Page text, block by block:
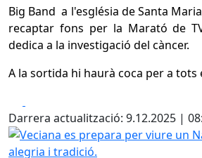
Big Band a l'església de Santa
recaptar fons per la Marató de
dedica a la investigació del càncer.
A la sortida hi haurà coca per a tots
Darrera actualització: 9.12.2025 |
Veciana es prepara per viure un